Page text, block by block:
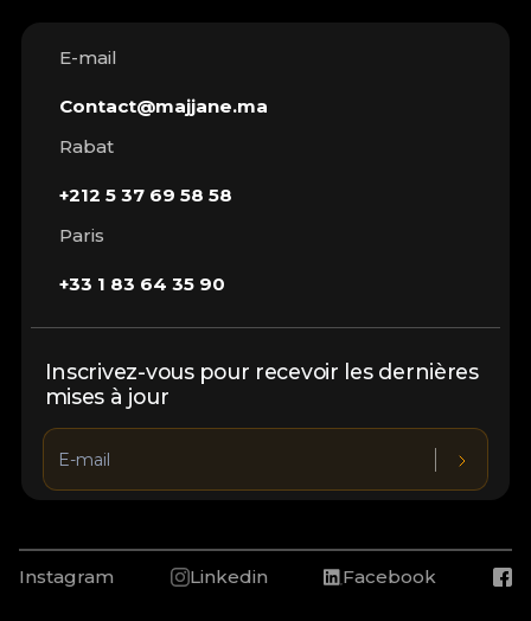
E-mail
Contact@majjane.ma
Rabat
+212 5 37 69 58 58
Paris
+33 1 83 64 35 90
Inscrivez-vous pour recevoir les dernières
mises à jour
Instagram Linkedin Facebook